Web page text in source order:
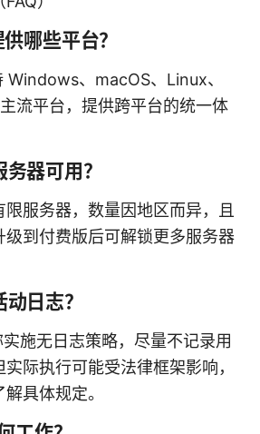
哪些平台？
、macOS、Linux、
流平台，提供跨平台的统一体
器可用？
限服务器，数量因地区而异，且
级到付费版后可解锁更多服务器
日志？
施无日志策略，尽量不记录用
际执行可能受法律框架影响，
具体规定。